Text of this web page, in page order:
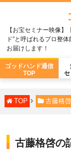
【お宝セミナー映像
ド”と呼ばれるプロ整
お届けします！
ゴッドハンド通信
TOP
TOP 古藤格啓
古藤格啓の